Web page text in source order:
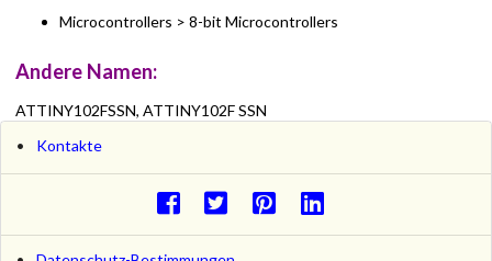
Microcontrollers > 8-bit Microcontrollers
Andere Namen:
ATTINY102FSSN, ATTINY102F SSN
Kontakte